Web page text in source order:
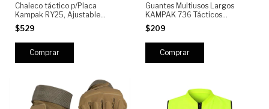
Chaleco táctico p/Placa
Kampak RY25, Ajustable
Crossfit
$529
Comprar
Guantes Multiusos Largos
KAMPAK 736 Tácticos
Antiderrapante
$209
Comprar